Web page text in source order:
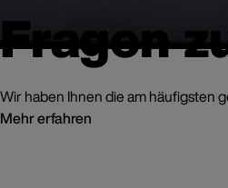
Fragen
Wir haben Ihnen die am häufigsten
Mehr erfahren